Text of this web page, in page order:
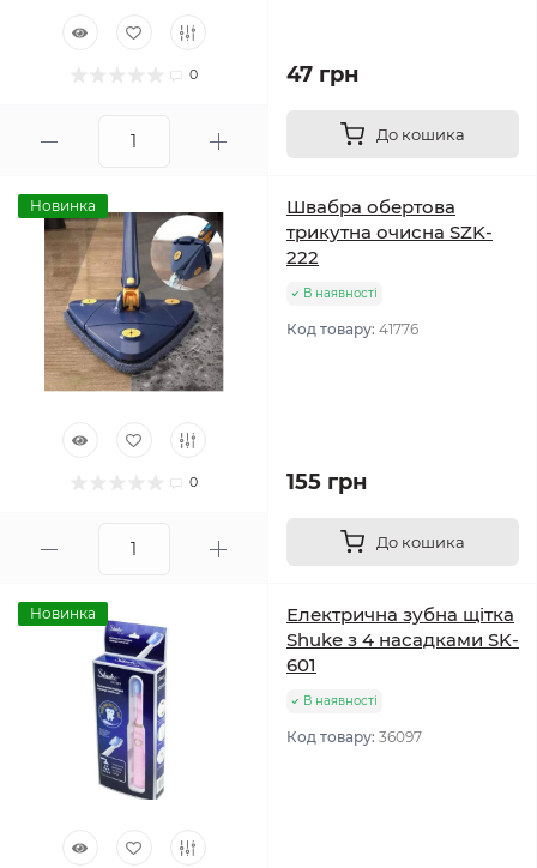
0 47 грн
До кошика
Новинка
0
Швабра обертова
трикутна очисна SZK-
222
В наявності
Код товару: 41776
155 грн
До кошика
Новинка
Електрична зубна щітка
Shuke з 4 насадками SK-
601
В наявності
Код товару: 36097